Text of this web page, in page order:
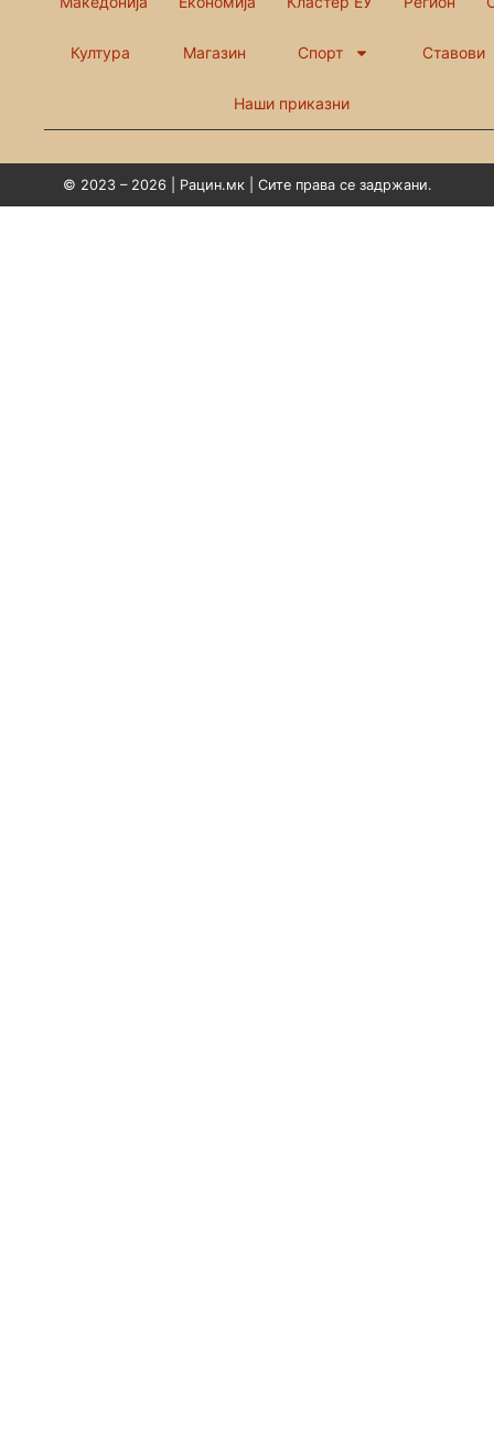
Култура Магазин Спорт Ставови
Наши приказни
© 2023 – 2026 | Рацин.мк | Сите права се задржани.